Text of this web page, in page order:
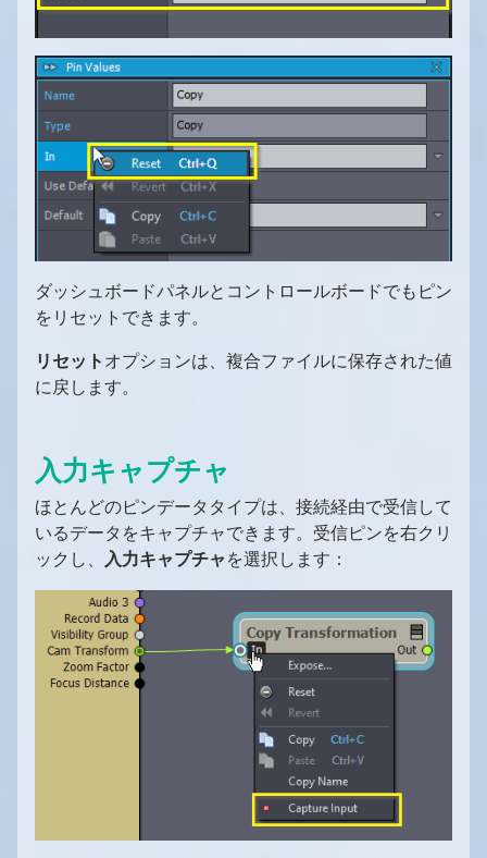
ダッシュボードパネルとコントロールボードでもピン
をリセットできます。
リセット オプションは、複合ファイルに保存された値
に戻します。
入力キャプチャ
ほとんどのピンデータタイプは、接続経由で受信して
いるデータをキャプチャできます。受信ピンを右クリ
ックし、
入力キャプチャ を選択します：